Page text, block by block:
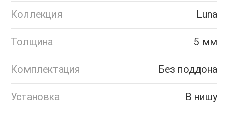
Коллекция Luna
Толщина 5 мм
Комплектация Без поддона
Установка В нишу